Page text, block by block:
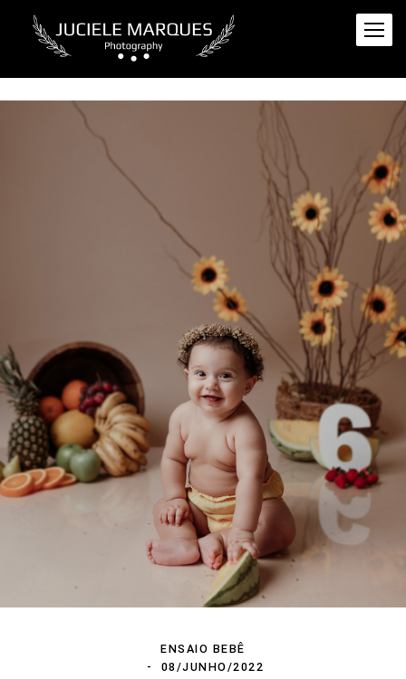
ENSAIO BEBÊ
08/JUNHO/2022